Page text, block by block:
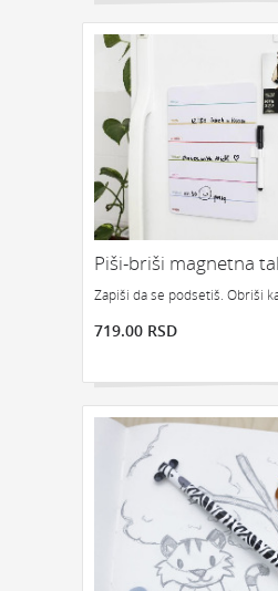
Piši-briši magnetna
Zapiši da se podsetiš. Obriši
719.00 RSD